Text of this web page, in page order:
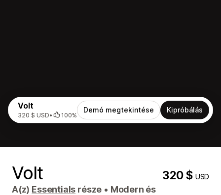
Volt
320 $ USD• 100%
Demó megtekintése Kipróbálás
Volt 320 $USD
A(z) Essentials része • Modern és